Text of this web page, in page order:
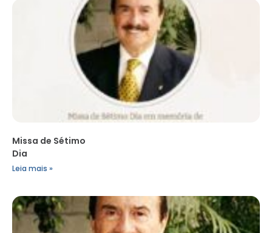
Missa de Sétimo
Dia
Leia mais »